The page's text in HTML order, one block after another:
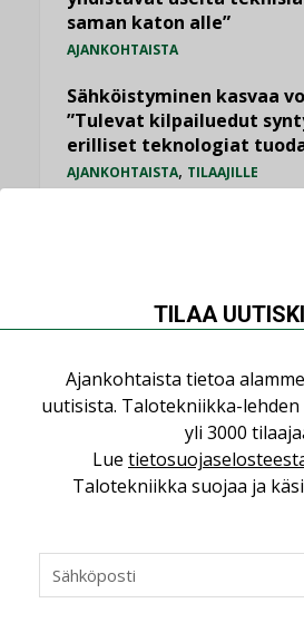
saman katon alle”
AJANKOHTAISTA
Sähköistyminen kasvaa
”Tulevat kilpailuedut
erilliset teknologiat
AJANKOHTAISTA, TILAAJILLE
vakiinnuttavat asemansa
KATSO KAIKKI
NÄKÖKULMIA
TILAA
Ajankohtaista tietoa
uutisista. Talotekniikka-
yli 3000
Lue
Talotekniikka suojaa ja